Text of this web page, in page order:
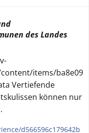
des Landes
items/ba8e09
Vertiefende
können nur
d566596c179642b